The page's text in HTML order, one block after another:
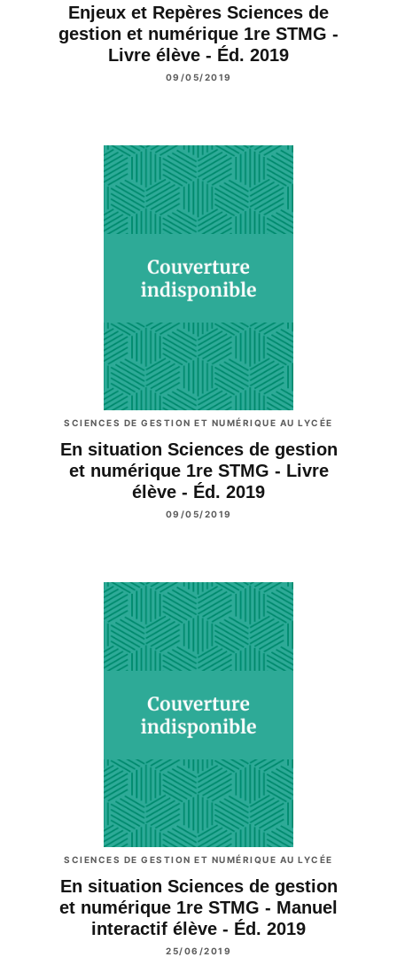
Enjeux et Repères Sciences de
gestion et numérique 1re STMG -
Livre élève - Éd. 2019
09/05/2019
SCIENCES DE GESTION ET NUMÉRIQUE AU LYCÉE
En situation Sciences de gestion
et numérique 1re STMG - Livre
élève - Éd. 2019
09/05/2019
SCIENCES DE GESTION ET NUMÉRIQUE AU LYCÉE
En situation Sciences de gestion
et numérique 1re STMG - Manuel
interactif élève - Éd. 2019
25/06/2019